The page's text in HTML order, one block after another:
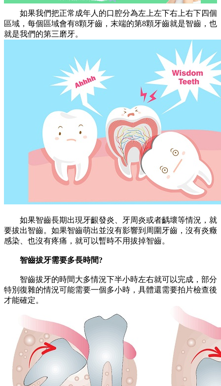
如果我們把正常成年人的口腔分為左上左下右上右下四個
區域，每個區域會有8顆牙齒，末端的第8顆牙齒就是智齒，也
就是我們的第三磨牙。
如果智齒長期出現牙齦發炎、牙周炎或者齲壞等情況，就
要拔出智齒。如果智齒萌出並沒有影響到周圍牙齒，沒有炎癥
感染、也沒有疼痛，就可以暫時不用拔掉智齒。
智齒拔牙需要多長時間?
智齒拔牙的時間大多情況下半小時左右就可以完成，部分
特別復雜的情況可能需要一個多小時，具體還需要拍片檢查後
才能確定。